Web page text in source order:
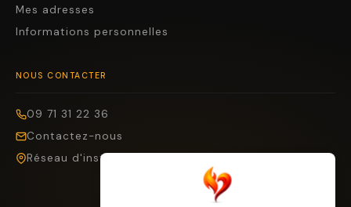
Mes adresses
Informations personnelles
NOUS CONTACTER
09 71 31 22 36
Contactez-nous
Réseau d'installateurs